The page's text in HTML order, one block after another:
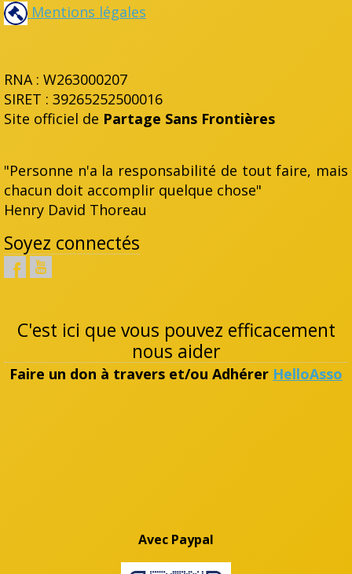
Mentions légales
RNA : W263000207
SIRET : 39265252500016
Site officiel de Partage Sans Frontières
"Personne n'a la responsabilité de tout faire, mais
chacun doit accomplir quelque chose"
Henry David Thoreau
Soyez connectés
C'est ici que vous pouvez efficacement
nous aider
Faire un don à travers et/ou Adhérer HelloAsso
Avec Paypal